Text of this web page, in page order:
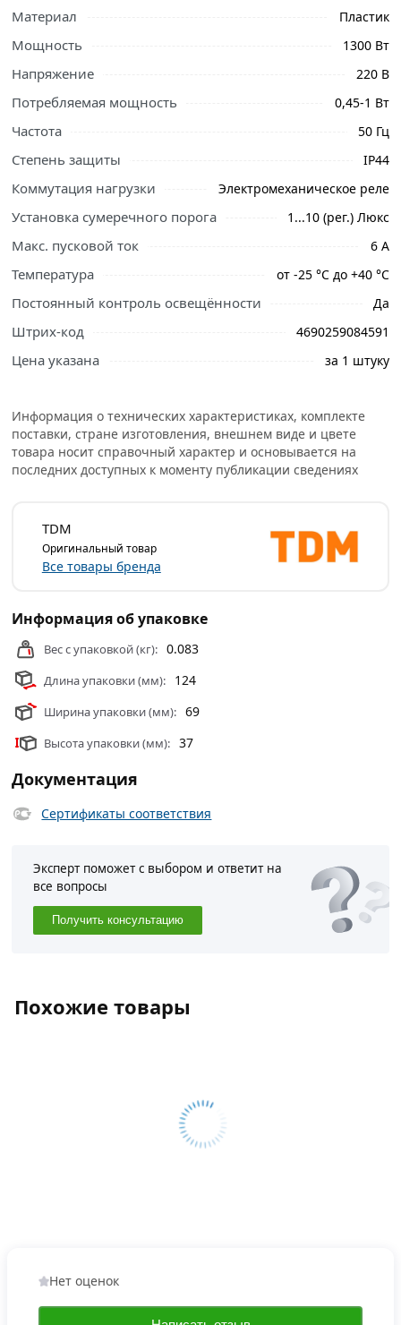
Ознакомьтесь с подробными характеристиками,
правильный выбор и заказать онлайн. Наши
профессиональные менеджеры обработают заказ и
свяжутся с Вами для согласования условий доставки
или самовывоза.
ФРЛ-01 1350 Вт 6 А SQ0324-0001 из категории
Светильникидействительны в Москве и области.
Материал Пластик
Мощность 1300 Вт
Напряжение 220 В
Потребляемая мощность 0,45-1 Вт
Частота 50 Гц
Степень защиты IP44
Коммутация нагрузки Электромеханическое реле
Установка сумеречного порога 1...10 (рег.) Люкс
Макс. пусковой ток 6 А
Температура от -25 °C до +40 °C
Постоянный контроль освещённости Да
Штрих-код 4690259084591
Цена указана за 1 штуку
Информация о технических характеристиках, комплекте
поставки, стране изготовления, внешнем виде и цвете
товара носит справочный характер и основывается на
последних доступных к моменту публикации сведениях
TDM
Оригинальный товар
Все товары бренда
Информация об упаковке
Вес с упаковкой (кг): 0.083
Длина упаковки (мм): 124
Ширина упаковки (мм): 69
Высота упаковки (мм): 37
Документация
Сертификаты соответствия
Эксперт поможет с выбором и ответит на
все вопросы
Получить консультацию
Похожие товары
Нет оценок